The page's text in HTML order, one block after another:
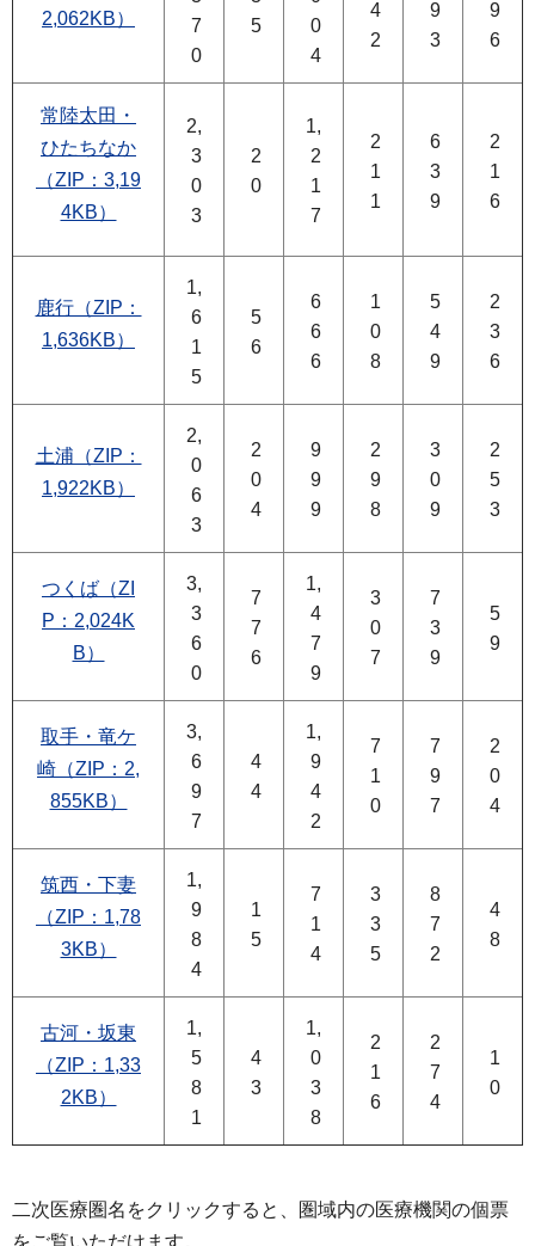
2,062KB）
7
0
5
0
4
4
2
9
3
9
6
常陸太田・
ひたちなか
（ZIP：3,19
4KB）
2,
3
0
3
2
0
1,
2
1
7
2
1
1
6
3
9
2
1
6
鹿行（ZIP：
1,636KB）
1,
6
1
5
5
6
6
6
6
1
0
8
5
4
9
2
3
6
土浦（ZIP：
1,922KB）
2,
0
6
3
2
0
4
9
9
9
2
9
8
3
0
9
2
5
3
つくば（ZI
P：2,024K
B）
3,
3
6
0
7
7
6
1,
4
7
9
3
0
7
7
3
9
5
9
取手・竜ケ
崎（ZIP：2,
855KB）
3,
6
9
7
4
4
1,
9
4
2
7
1
0
7
9
7
2
0
4
筑西・下妻
（ZIP：1,78
3KB）
1,
9
8
4
1
5
7
1
4
3
3
5
8
7
2
4
8
古河・坂東
（ZIP：1,33
2KB）
1,
5
8
1
4
3
1,
0
3
8
2
1
6
2
7
4
1
0
二次医療圏名をクリックすると、圏域内の医療機関の個票
をご覧いただけます。